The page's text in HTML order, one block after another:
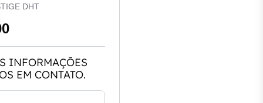
DHT
INFORMAÇÕES
EM CONTATO.